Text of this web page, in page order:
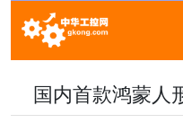
国内首款鸿蒙人